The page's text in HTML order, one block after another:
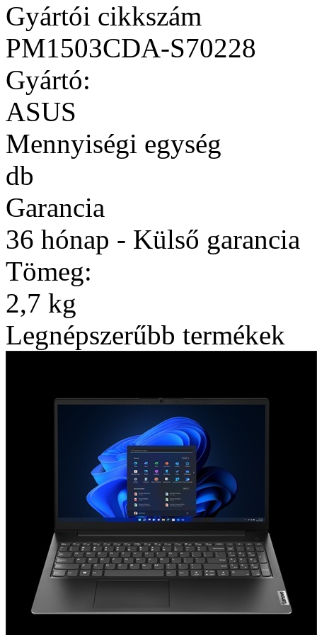
Gyártói cikkszám
PM1503CDA-S70228
Gyártó:
ASUS
Mennyiségi egység
db
Garancia
36 hónap - Külső garancia
Tömeg:
2,7 kg
Legnépszerűbb termékek